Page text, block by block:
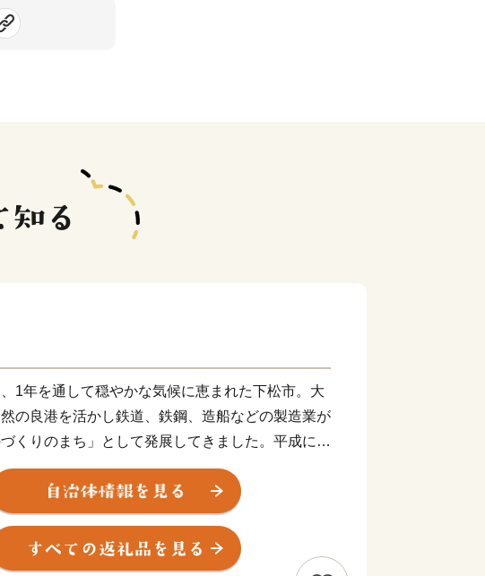
1年を通して穏やかな気候に恵まれた下松市。大
の良港を活かし鉄道、鉄鋼、造船などの製造業が
くりのまち」として発展してきました。平成に入
整備が進み、商業施設がコンパクトに集約しており
として評価されています。
の由来】～降星伝説～
松の木に大きな星が降ったとの伝説に基づき「星